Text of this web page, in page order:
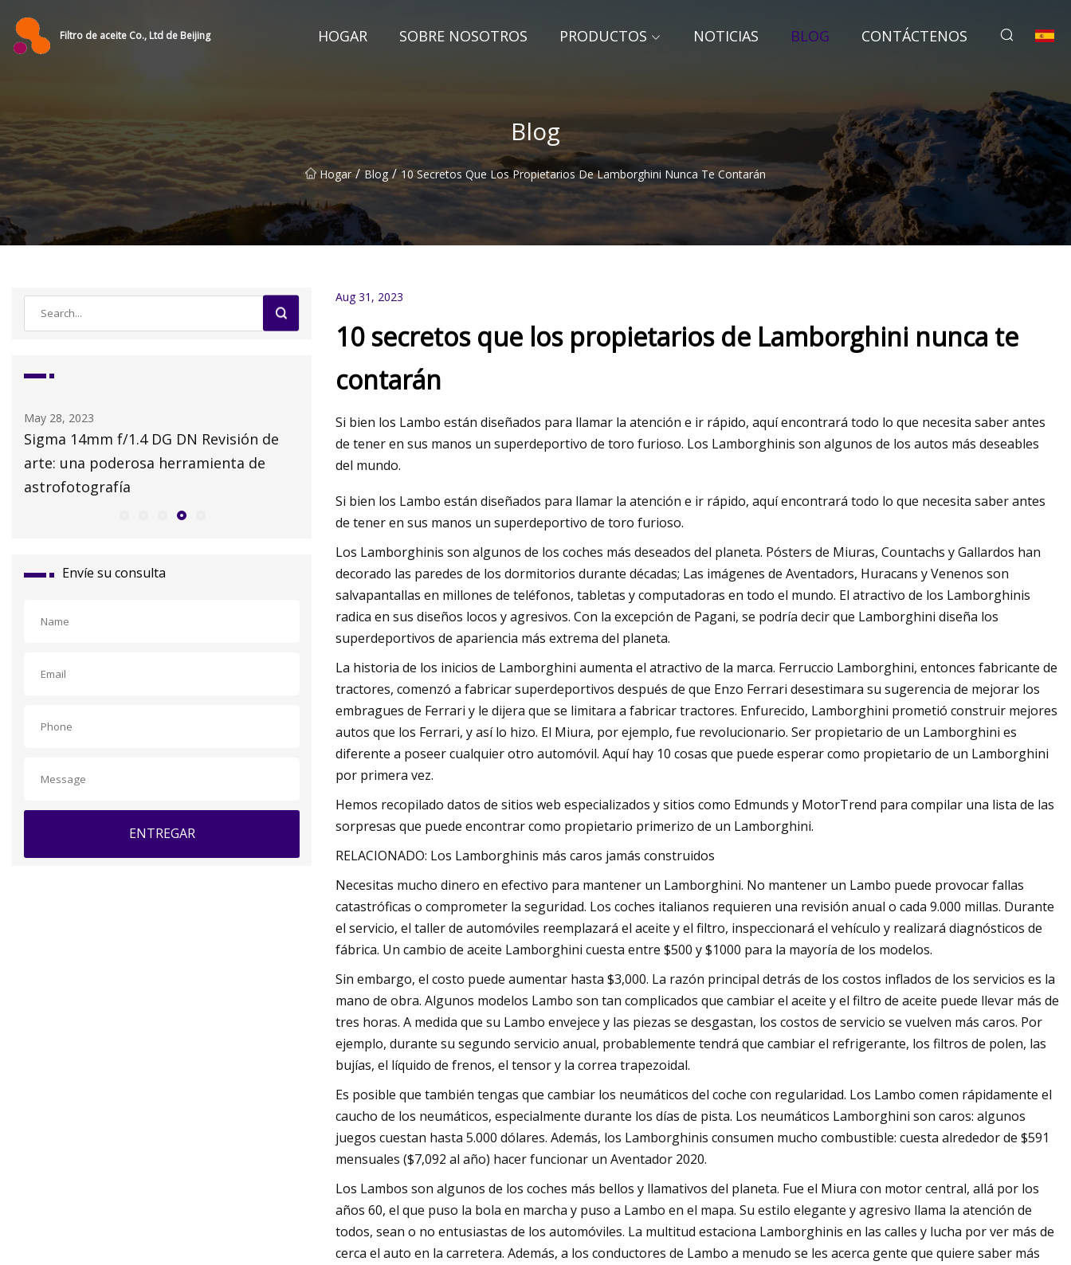
Filtro de aceite Co., Ltd de Beijing HOGAR SOBRE NOSOTROS PRODUCTOS NOTICIAS BLOG CONTÁCTENOS
Blog
Hogar / Blog / 10 Secretos Que Los Propietarios De Lamborghini Nunca Te Contarán
May 29, 2023
Cómo hacer un filtro de aire casero
para protegerte del humo de los
incendios forestales
May 25, 2023
Flota de policía de EE. UU. de 2023:
coches de policía que encontrarás en
Envíe su consulta
ENTREGAR
Aug 31, 2023
10 secretos que los propietarios de Lamborghini nunca te
contarán
Si bien los Lambo están diseñados para llamar la atención e ir rápido, aquí encontrará todo lo que necesita saber antes
de tener en sus manos un superdeportivo de toro furioso. Los Lamborghinis son algunos de los autos más deseables
del mundo.
Si bien los Lambo están diseñados para llamar la atención e ir rápido, aquí encontrará todo lo que necesita saber antes
de tener en sus manos un superdeportivo de toro furioso.
Los Lamborghinis son algunos de los coches más deseados del planeta. Pósters de Miuras, Countachs y Gallardos han
decorado las paredes de los dormitorios durante décadas; Las imágenes de Aventadors, Huracans y Venenos son
salvapantallas en millones de teléfonos, tabletas y computadoras en todo el mundo. El atractivo de los Lamborghinis
radica en sus diseños locos y agresivos. Con la excepción de Pagani, se podría decir que Lamborghini diseña los
superdeportivos de apariencia más extrema del planeta.
La historia de los inicios de Lamborghini aumenta el atractivo de la marca. Ferruccio Lamborghini, entonces fabricante de
tractores, comenzó a fabricar superdeportivos después de que Enzo Ferrari desestimara su sugerencia de mejorar los
embragues de Ferrari y le dijera que se limitara a fabricar tractores. Enfurecido, Lamborghini prometió construir mejores
autos que los Ferrari, y así lo hizo. El Miura, por ejemplo, fue revolucionario. Ser propietario de un Lamborghini es
diferente a poseer cualquier otro automóvil. Aquí hay 10 cosas que puede esperar como propietario de un Lamborghini
por primera vez.
Hemos recopilado datos de sitios web especializados y sitios como Edmunds y MotorTrend para compilar una lista de las
sorpresas que puede encontrar como propietario primerizo de un Lamborghini.
RELACIONADO: Los Lamborghinis más caros jamás construidos
Necesitas mucho dinero en efectivo para mantener un Lamborghini. No mantener un Lambo puede provocar fallas
catastróficas o comprometer la seguridad. Los coches italianos requieren una revisión anual o cada 9.000 millas. Durante
el servicio, el taller de automóviles reemplazará el aceite y el filtro, inspeccionará el vehículo y realizará diagnósticos de
fábrica. Un cambio de aceite Lamborghini cuesta entre $500 y $1000 para la mayoría de los modelos.
Sin embargo, el costo puede aumentar hasta $3,000. La razón principal detrás de los costos inflados de los servicios es la
mano de obra. Algunos modelos Lambo son tan complicados que cambiar el aceite y el filtro de aceite puede llevar más de
tres horas. A medida que su Lambo envejece y las piezas se desgastan, los costos de servicio se vuelven más caros. Por
ejemplo, durante su segundo servicio anual, probablemente tendrá que cambiar el refrigerante, los filtros de polen, las
bujías, el líquido de frenos, el tensor y la correa trapezoidal.
Es posible que también tengas que cambiar los neumáticos del coche con regularidad. Los Lambo comen rápidamente el
caucho de los neumáticos, especialmente durante los días de pista. Los neumáticos Lamborghini son caros: algunos
juegos cuestan hasta 5.000 dólares. Además, los Lamborghinis consumen mucho combustible: cuesta alrededor de $591
mensuales ($7,092 al año) hacer funcionar un Aventador 2020.
Los Lambos son algunos de los coches más bellos y llamativos del planeta. Fue el Miura con motor central, allá por los
años 60, el que puso la bola en marcha y puso a Lambo en el mapa. Su estilo elegante y agresivo llama la atención de
todos, sean o no entusiastas de los automóviles. La multitud estaciona Lamborghinis en las calles y lucha por ver más de
cerca el auto en la carretera. Además, a los conductores de Lambo a menudo se les acerca gente que quiere saber más